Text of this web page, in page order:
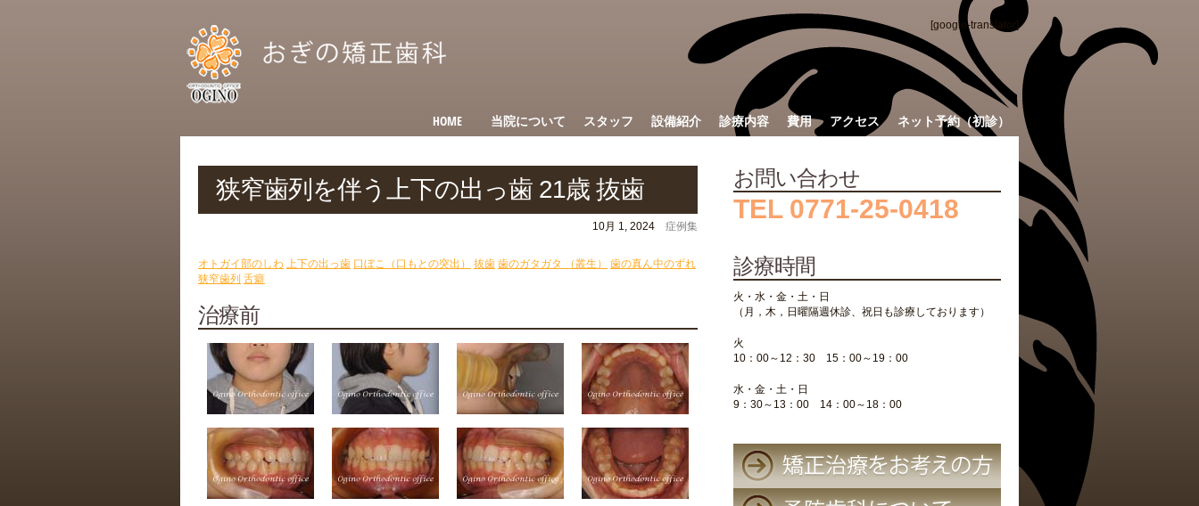
[google-translator]
HOME 当院について スタッフ 設備紹介 診療内容 費用 アクセス ネット予約（初診）
狭窄歯列を伴う上下の出っ歯 21歳 抜歯
10月 1, 2024 症例集
オトガイ部のしわ 上下の出っ歯 口ぼこ（口もとの突出） 抜歯 歯のガタガタ （叢生）
歯の真ん中のずれ
狭窄歯列 舌癖
治療前
お問い合わせ
TEL 0771-25-0418
診療時間
火・水・金・土・日
（月，木，日曜隔週休診、祝日も診療しております）
火
10：00～12：30 15：00～19：00
水・金・土・日
9：30～13：00 14：00～18：00